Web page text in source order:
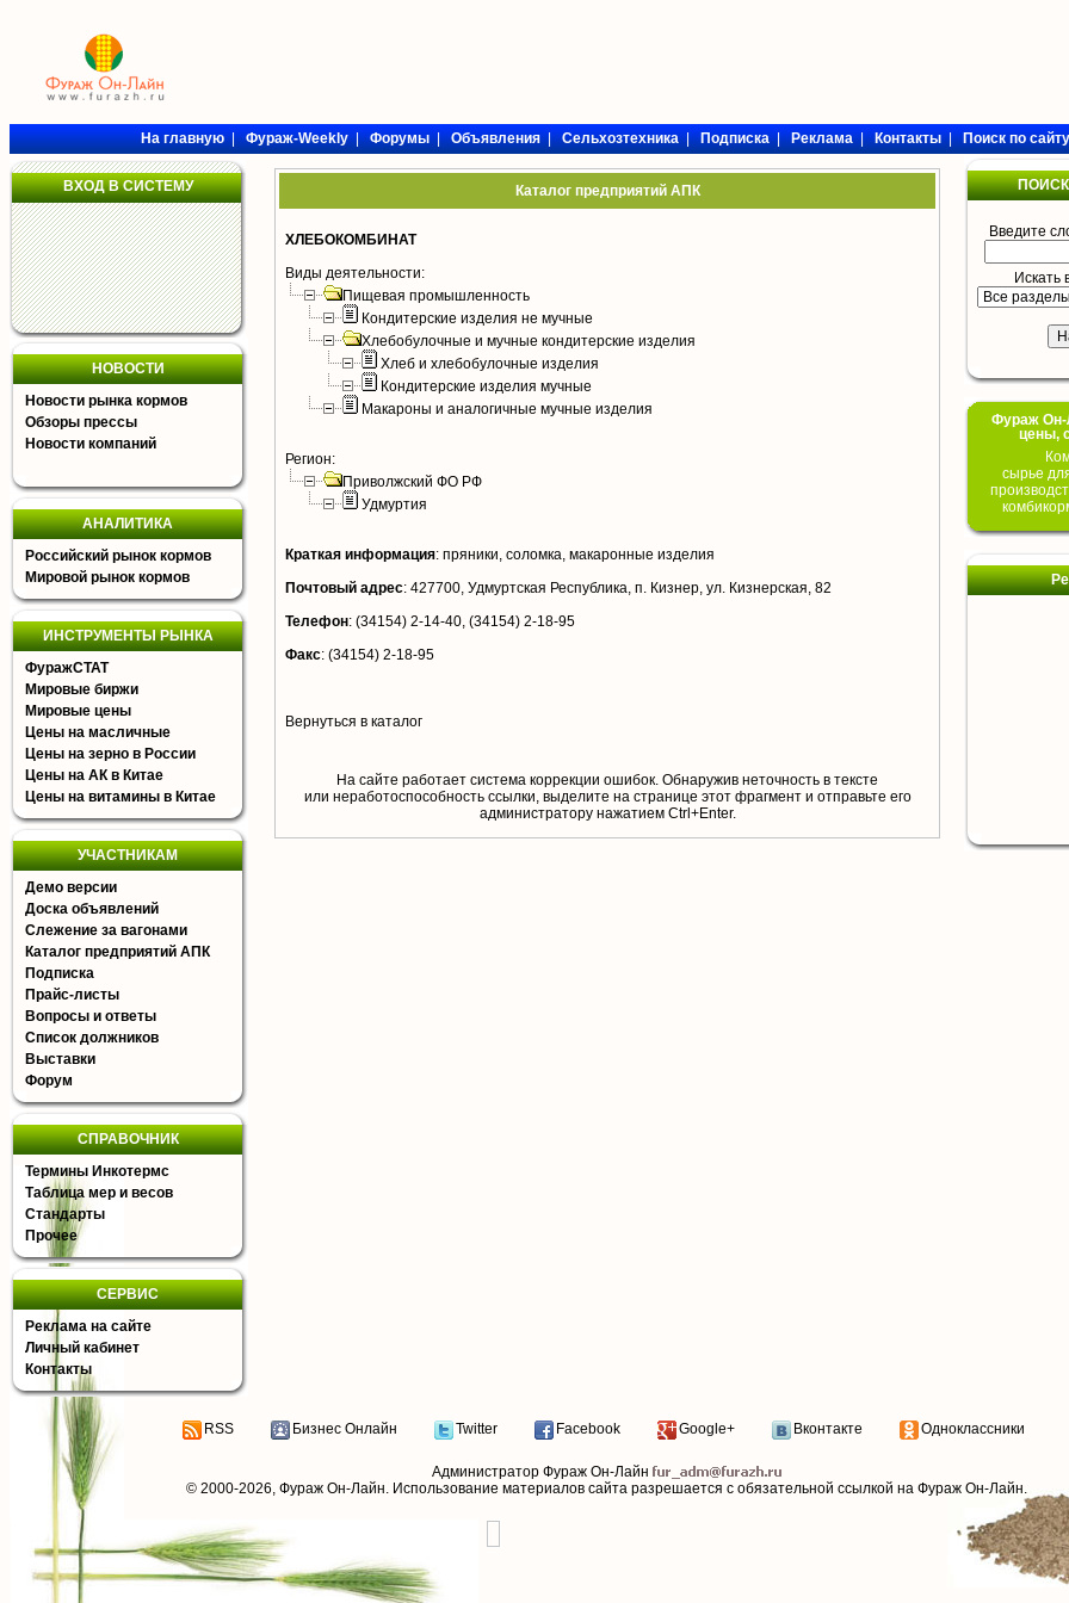
На главную|Фураж-Weekly|Форумы|Объявления|Сельхозтехника|Подписка|Реклама|Контакты|Поиск по сайту
ВХОД В СИСТЕМУ
НОВОСТИ
Новости рынка кормов
Обзоры прессы
Новости компаний
АНАЛИТИКА
Российский рынок кормов
Мировой рынок кормов
ИНСТРУМЕНТЫ РЫНКА
ФуражСТАТ
Мировые биржи
Мировые цены
Цены на масличные
Цены на зерно в России
Цены на АК в Китае
Цены на витамины в Китае
УЧАСТНИКАМ
Демо версии
Доска объявлений
Слежение за вагонами
Каталог предприятий АПК
Подписка
Прайс-листы
Вопросы и ответы
Список должников
Выставки
Форум
СПРАВОЧНИК
Термины Инкотермс
Таблица мер и весов
Стандарты
Прочее
СЕРВИС
Реклама на сайте
Личный кабинет
Контакты
Каталог предприятий АПК
ХЛЕБОКОМБИНАТ
Виды деятельности:
Пищевая промышленность
Кондитерские изделия не мучные
Хлебобулочные и мучные кондитерские изделия
Хлеб и хлебобулочные изделия
Кондитерские изделия мучные
Макароны и аналогичные мучные изделия
Регион:
Приволжский ФО РФ
Удмуртия
Краткая информация: пряники, соломка, макаронные изделия
Почтовый адрес: 427700, Удмуртская Республика, п. Кизнер, ул. Кизнерская, 82
Телефон: (34154) 2-14-40, (34154) 2-18-95
Факс: (34154) 2-18-95
Вернуться в каталог
На сайте работает система коррекции ошибок. Обнаружив неточность в тексте
или неработоспособность ссылки, выделите на странице этот фрагмент и отправьте его
aдминистратору нажатием Ctrl+Enter.
Введите
Искать
Фураж Он-
цены,
сырье
RSS Бизнес Онлайн Twitter Facebook Google+ Вконтакте Одноклассники
Администратор Фураж Он-Лайн
© 2000-2026, Фураж Он-Лайн. Использование материалов сайта разрешается с обязательной ссылкой на Фураж Он-Лайн.